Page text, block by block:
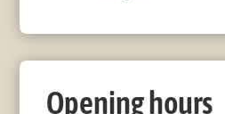
Opening hours